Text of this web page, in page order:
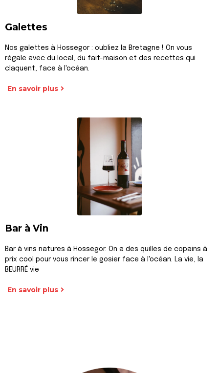
Galettes
Nos galettes à Hossegor : oubliez la Bretagne ! On vous
régale avec du local, du fait-maison et des recettes qui
claquent, face à l'océan.
En savoir plus
Bar à Vin
Bar à vins natures à Hossegor. On a des quilles de copains à
prix cool pour vous rincer le gosier face à l'océan. La vie, la
BEURRÉ vie
En savoir plus